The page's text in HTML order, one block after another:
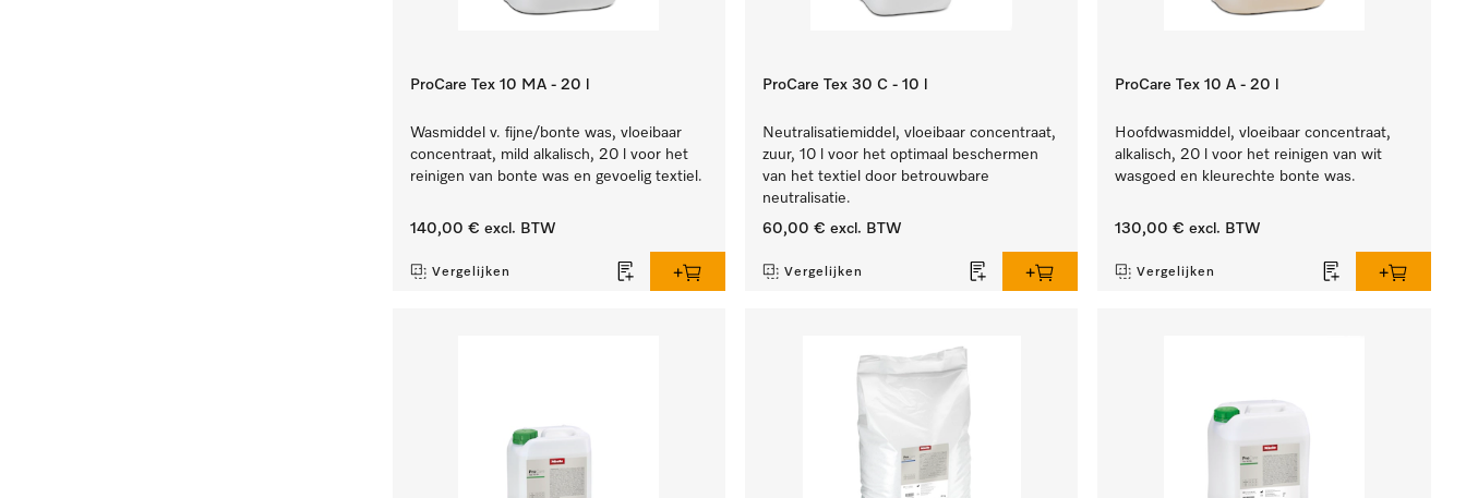
ProCare Tex 10 MA - 20 l
Wasmiddel v. fijne/bonte was, vloeibaar
concentraat, mild alkalisch, 20 l voor het
reinigen van bonte was en gevoelig textiel.
140,00 € excl. BTW
Vergelijken
ProCare Tex 30 C - 10 l
Neutralisatiemiddel, vloeibaar concentraat,
zuur, 10 l voor het optimaal beschermen
van het textiel door betrouwbare
neutralisatie.
60,00 € excl. BTW
Vergelijken
ProCare Tex 10 A - 20 l
Hoofdwasmiddel, vloeibaar concentraat,
alkalisch, 20 l voor het reinigen van wit
wasgoed en kleurechte bonte was.
130,00 € excl. BTW
Vergelijken